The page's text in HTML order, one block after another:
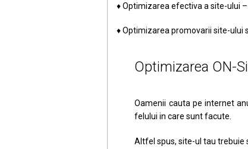
♦ Optimizarea efectiva a site-ului
♦ Optimizarea promovarii site-ului
Optimizarea ON-
Oamenii cauta pe internet
felului in care sunt facute.
Altfel spus, site-ul tau trebuie